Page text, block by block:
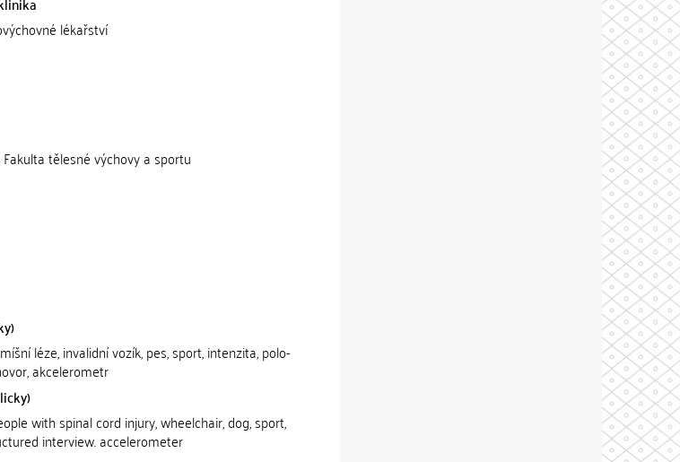
lékařství
tělesné výchovy a sportu
léze, invalidní vozík, pes, sport, intenzita, polo-
akcelerometr
with spinal cord injury, wheelchair, dog, sport,
interview. accelerometer